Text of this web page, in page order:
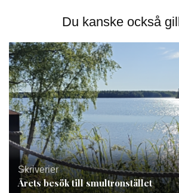
Du kanske också
Skriverier
Årets besök till smultronstället